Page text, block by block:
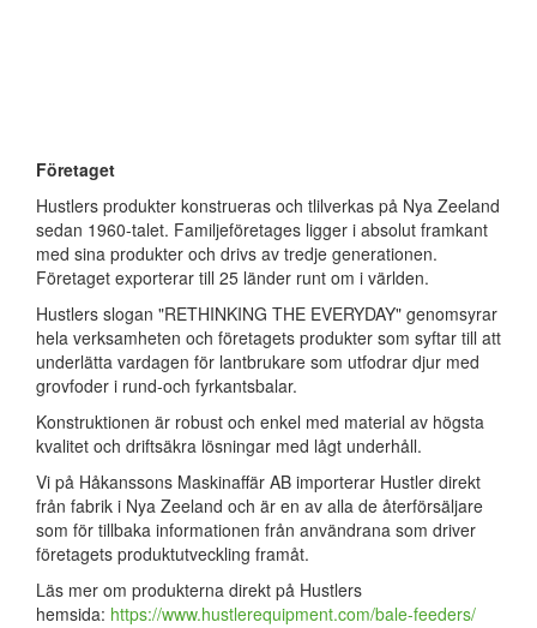
Företaget
Hustlers produkter konstrueras och tlilverkas på Nya Zeeland
sedan 1960-talet. Familjeföretages ligger i absolut framkant
med sina produkter och drivs av tredje generationen.
Företaget exporterar till 25 länder runt om i världen.
Hustlers slogan "RETHINKING THE EVERYDAY" genomsyrar
hela verksamheten och företagets produkter som syftar till att
underlätta vardagen för lantbrukare som utfodrar djur med
grovfoder i rund-och fyrkantsbalar.
Konstruktionen är robust och enkel med material av högsta
kvalitet och driftsäkra lösningar med lågt underhåll.
Vi på Håkanssons Maskinaffär AB importerar Hustler direkt
från fabrik i Nya Zeeland och är en av alla de återförsäljare
som för tillbaka informationen från användrana som driver
företagets produktutveckling framåt.
Läs mer om produkterna direkt på Hustlers
hemsida: https://www.hustlerequipment.com/bale-feeders/